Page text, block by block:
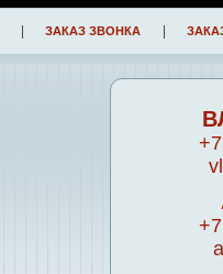
ЗАКАЗ ЗВОНКА